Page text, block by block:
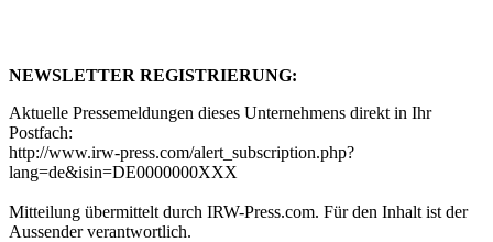
NEWSLETTER REGISTRIERUNG:
Aktuelle Pressemeldungen dieses Unternehmens direkt in Ihr
Postfach:
http://www.irw-press.com/alert_subscription.php?
lang=de&isin=DE0000000XXX
Mitteilung übermittelt durch IRW-Press.com. Für den Inhalt ist der
Aussender verantwortlich.